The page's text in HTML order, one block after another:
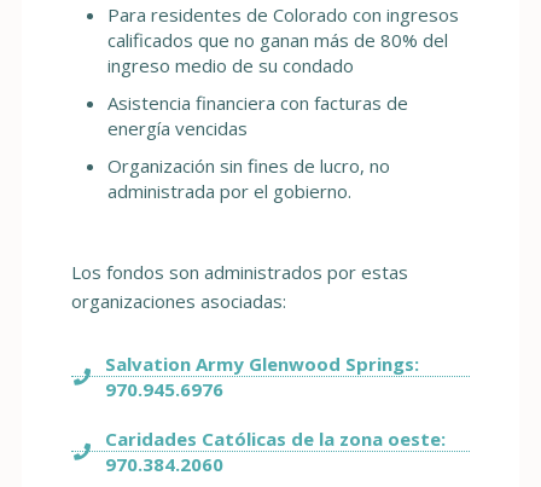
Para residentes de Colorado con ingresos
calificados que no ganan más de 80% del
ingreso medio de su condado
Asistencia financiera con facturas de
energía vencidas
Organización sin fines de lucro, no
administrada por el gobierno.
Los fondos son administrados por estas
organizaciones asociadas:
Salvation Army Glenwood Springs:
970.945.6976
Caridades Católicas de la zona oeste:
970.384.2060